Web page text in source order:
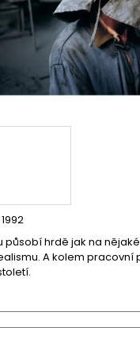
působí hrdě jak na
A kolem pracovní